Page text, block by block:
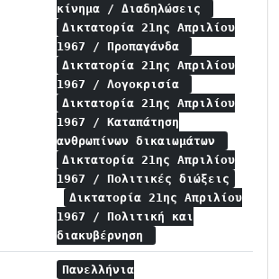
κίνημα / Διαδηλώσεις
Δικτατορία 21ης Απριλίου
1967 / Προπαγάνδα
Δικτατορία 21ης Απριλίου
1967 / Λογοκρισία
Δικτατορία 21ης Απριλίου
1967 / Καταπάτηση
ανθρωπίνων δικαιωμάτων
Δικτατορία 21ης Απριλίου
1967 / Πολιτικές διώξεις
Δικτατορία 21ης Απριλίου
1967 / Πολιτική και
διακυβέρνηση
Πανελλήνια